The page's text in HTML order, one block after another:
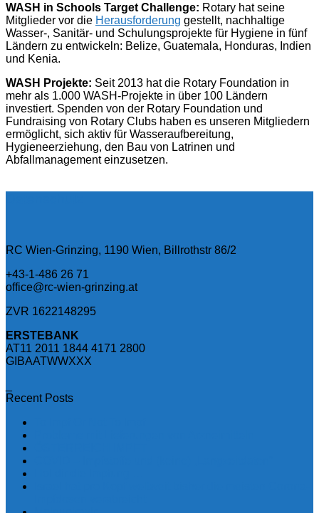
WASH in Schools Target Challenge: Rotary hat seine
Mitglieder vor die Herausforderung gestellt, nachhaltige
Wasser-, Sanitär- und Schulungsprojekte für Hygiene in fünf
Ländern zu entwickeln: Belize, Guatemala, Honduras, Indien
und Kenia.
WASH Projekte: Seit 2013 hat die Rotary Foundation in
mehr als 1.000 WASH-Projekte in über 100 Ländern
investiert. Spenden von der Rotary Foundation und
Fundraising von Rotary Clubs haben es unseren Mitgliedern
ermöglicht, sich aktiv für Wasseraufbereitung,
Hygieneerziehung, den Bau von Latrinen und
Abfallmanagement einzusetzen.
RC Wien-Grinzing, 1190 Wien, Billrothstr 86/2
+43-1-486 26 71
office@rc-wien-grinzing.at
ZVR 1622148295
ERSTEBANK
AT11 2011 1844 4171 2800
GIBAATWWXXX
Recent Posts